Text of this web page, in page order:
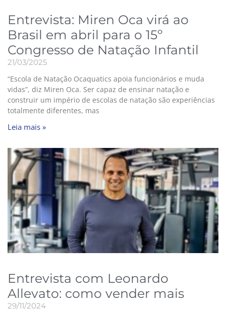
Entrevista: Miren Oca virá ao
Brasil em abril para o 15º
Congresso de Natação Infantil
21/03/2025
“Escola de Natação Ocaquatics apoia funcionários e muda
vidas”, diz Miren Oca. Ser capaz de ensinar natação e
construir um império de escolas de natação são experiências
totalmente diferentes, mas
Leia mais »
Entrevista com Leonardo
Allevato: como vender mais
29/11/2024